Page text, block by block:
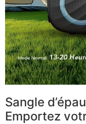
Sangle
Emportez